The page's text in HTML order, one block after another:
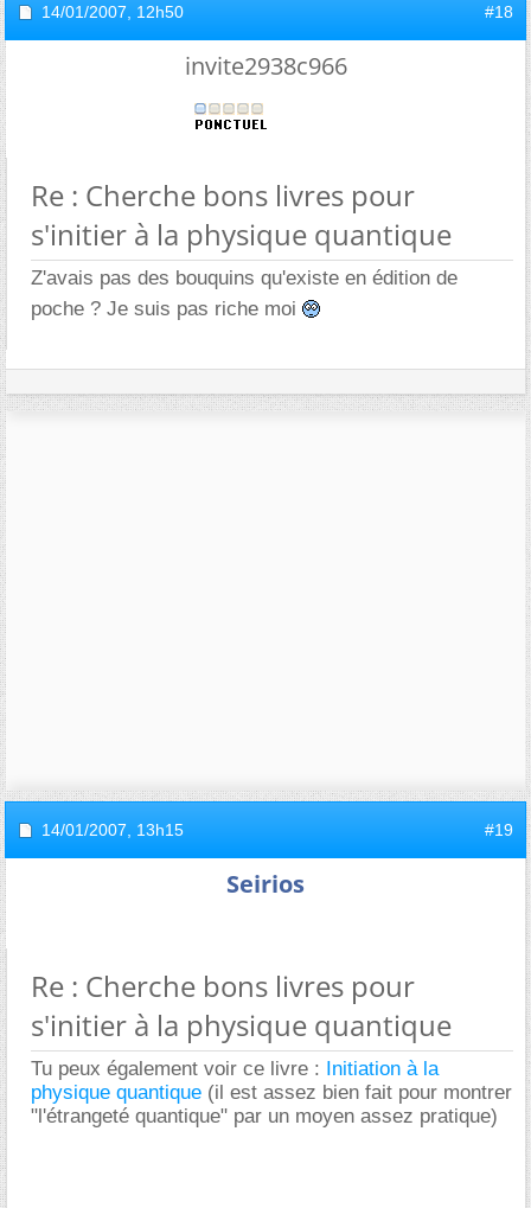
14/01/2007, 12h50 #18
invite2938c966
Re : Cherche bons livres pour
s'initier à la physique quantique
Z'avais pas des bouquins qu'existe en édition de
poche ? Je suis pas riche moi
14/01/2007, 13h15 #19
Seirios
Re : Cherche bons livres pour
s'initier à la physique quantique
Tu peux également voir ce livre : Initiation à la
physique quantique (il est assez bien fait pour montrer
"l'étrangeté quantique" par un moyen assez pratique)